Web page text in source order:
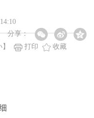
分享：
】 打印 收藏